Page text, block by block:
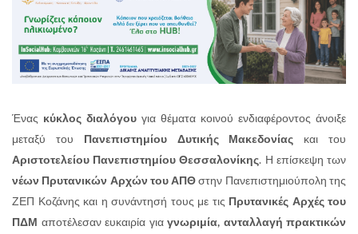
Ένας κύκλος διαλόγου για θέματα κοινού ενδιαφέροντος άνοιξε
μεταξύ του Πανεπιστημίου Δυτικής Μακεδονίας και του
Αριστοτελείου Πανεπιστημίου Θεσσαλονίκης. Η επίσκεψη των
νέων Πρυτανικών Αρχών του ΑΠΘστην Πανεπιστημιούπολη της
ΖΕΠ Κοζάνης και η συνάντησή τους με τις Πρυτανικές Αρχές του
ΠΔΜ αποτέλεσαν ευκαιρία για γνωριμία, ανταλλαγή πρακτικών